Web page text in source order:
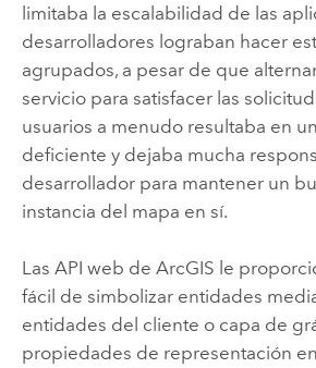
limitaba la escalabilidad de las
desarrolladores lograban hacer
agrupados, a pesar de que
servicio para satisfacer las
usuarios a menudo resultaba en
deficiente y dejaba mucha
desarrollador para mantener un
instancia del mapa en sí.
Las API web de ArcGIS le
fácil de simbolizar entidades
entidades del cliente o capa de
propiedades de representación